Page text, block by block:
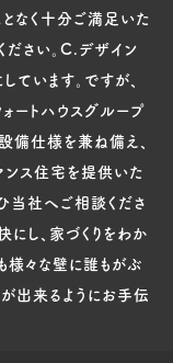
なく十分ご満足いた
ださい。C.デザイン
います。ですが、
ートハウスグループ
備仕様を兼ね備え、
ンス住宅を提供いた
当社へご相談くださ
し、家づくりをわか
様々な壁に誰もがぶ
出来るようにお手伝